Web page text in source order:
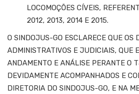
LOCOMOÇÕES CÍVEIS,
2012, 2013, 2014 E 2015.
O SINDOJUS-GO ESCLARECE QUE OS
ADMINISTRATIVOS E JUDICIAIS, QUE
ANDAMENTO E ANÁLISE PERANTE O
DEVIDAMENTE ACOMPANHADOS E
DIRETORIA DO SINDOJUS-GO, E NA